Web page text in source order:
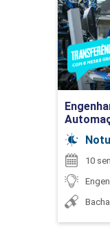
ESTÁGIO
ESTÁGIO
10